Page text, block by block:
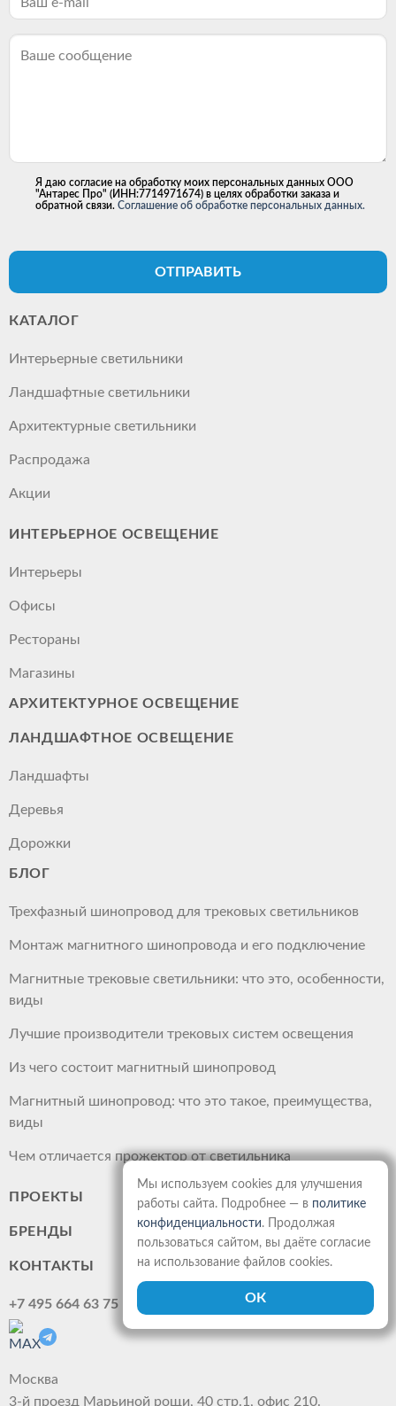
Я даю согласие на обработку моих персональных данных ООО
"Антарес Про" (ИНН:7714971674) в целях обработки заказа и
обратной связи. Соглашение об обработке персональных данных.
ОТПРАВИТЬ
КАТАЛОГ
Интерьерные светильники
Ландшафтные светильники
Архитектурные светильники
Распродажа
Акции
ИНТЕРЬЕРНОЕ ОСВЕЩЕНИЕ
Интерьеры
Офисы
Рестораны
Магазины
АРХИТЕКТУРНОЕ ОСВЕЩЕНИЕ
ЛАНДШАФТНОЕ ОСВЕЩЕНИЕ
Ландшафты
Деревья
Дорожки
БЛОГ
Трехфазный шинопровод для трековых светильников
Монтаж магнитного шинопровода и его подключение
Магнитные трековые светильники: что это, особенности,
виды
Лучшие производители трековых систем освещения
Из чего состоит магнитный шинопровод
Магнитный шинопровод: что это такое, преимущества,
виды
Чем отличается прожектор от светильника
ПРОЕКТЫ
БРЕНДЫ
КОНТАКТЫ
+7 495 664 63 75
Москва
3-й проезд Марьиной рощи, 40 стр.1, офис 210.
Мы используем cookies для улучшения
работы сайта. Подробнее — в политике
конфиденциальности. Продолжая
пользоваться сайтом, вы даёте согласие
на использование файлов cookies.